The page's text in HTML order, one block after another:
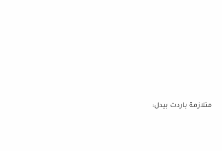
متلازمة باردت بيدل: